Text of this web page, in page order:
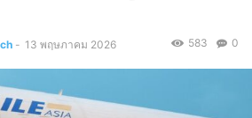
- 13 พฤษภาคม 2026 0
583